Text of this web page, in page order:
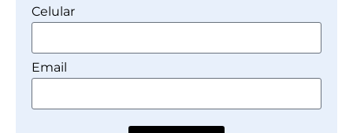
Celular
Email